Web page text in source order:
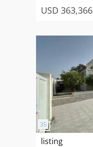
USD 363,366
listing